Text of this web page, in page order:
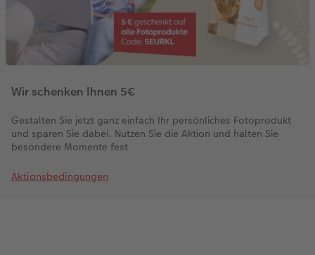
CEWE myPhotos
Gestaltungsideen
Neuheiten
Neuheiten
Mehrteiler
im Wunschformat
Einzelkarten
Digitale Grußkarte
Kundenbeispiele
CEWE Geschenkgutschein
Wir schenken Ihnen 5€
Gestalten Sie jetzt ganz einfach Ihr persönliches Fotoprodukt
und sparen Sie dabei. Nutzen Sie die Aktion und halten Sie
besondere Momente fest
Aktionsbedingungen